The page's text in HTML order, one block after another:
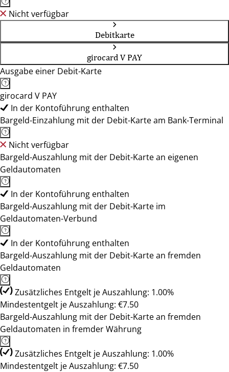
Nicht verfügbar
Debitkarte
girocard V PAY
Ausgabe einer Debit-Karte
girocard V PAY
In der Kontoführung enthalten
Bargeld-Einzahlung mit der Debit-Karte am Bank-Terminal
Nicht verfügbar
Bargeld-Auszahlung mit der Debit-Karte an eigenen
Geldautomaten
In der Kontoführung enthalten
Bargeld-Auszahlung mit der Debit-Karte im
Geldautomaten-Verbund
In der Kontoführung enthalten
Bargeld-Auszahlung mit der Debit-Karte an fremden
Geldautomaten
Zusätzliches Entgelt je Auszahlung: 1.00%
Mindestentgelt je Auszahlung: €7.50
Bargeld-Auszahlung mit der Debit-Karte an fremden
Geldautomaten in fremder Währung
Zusätzliches Entgelt je Auszahlung: 1.00%
Mindestentgelt je Auszahlung: €7.50